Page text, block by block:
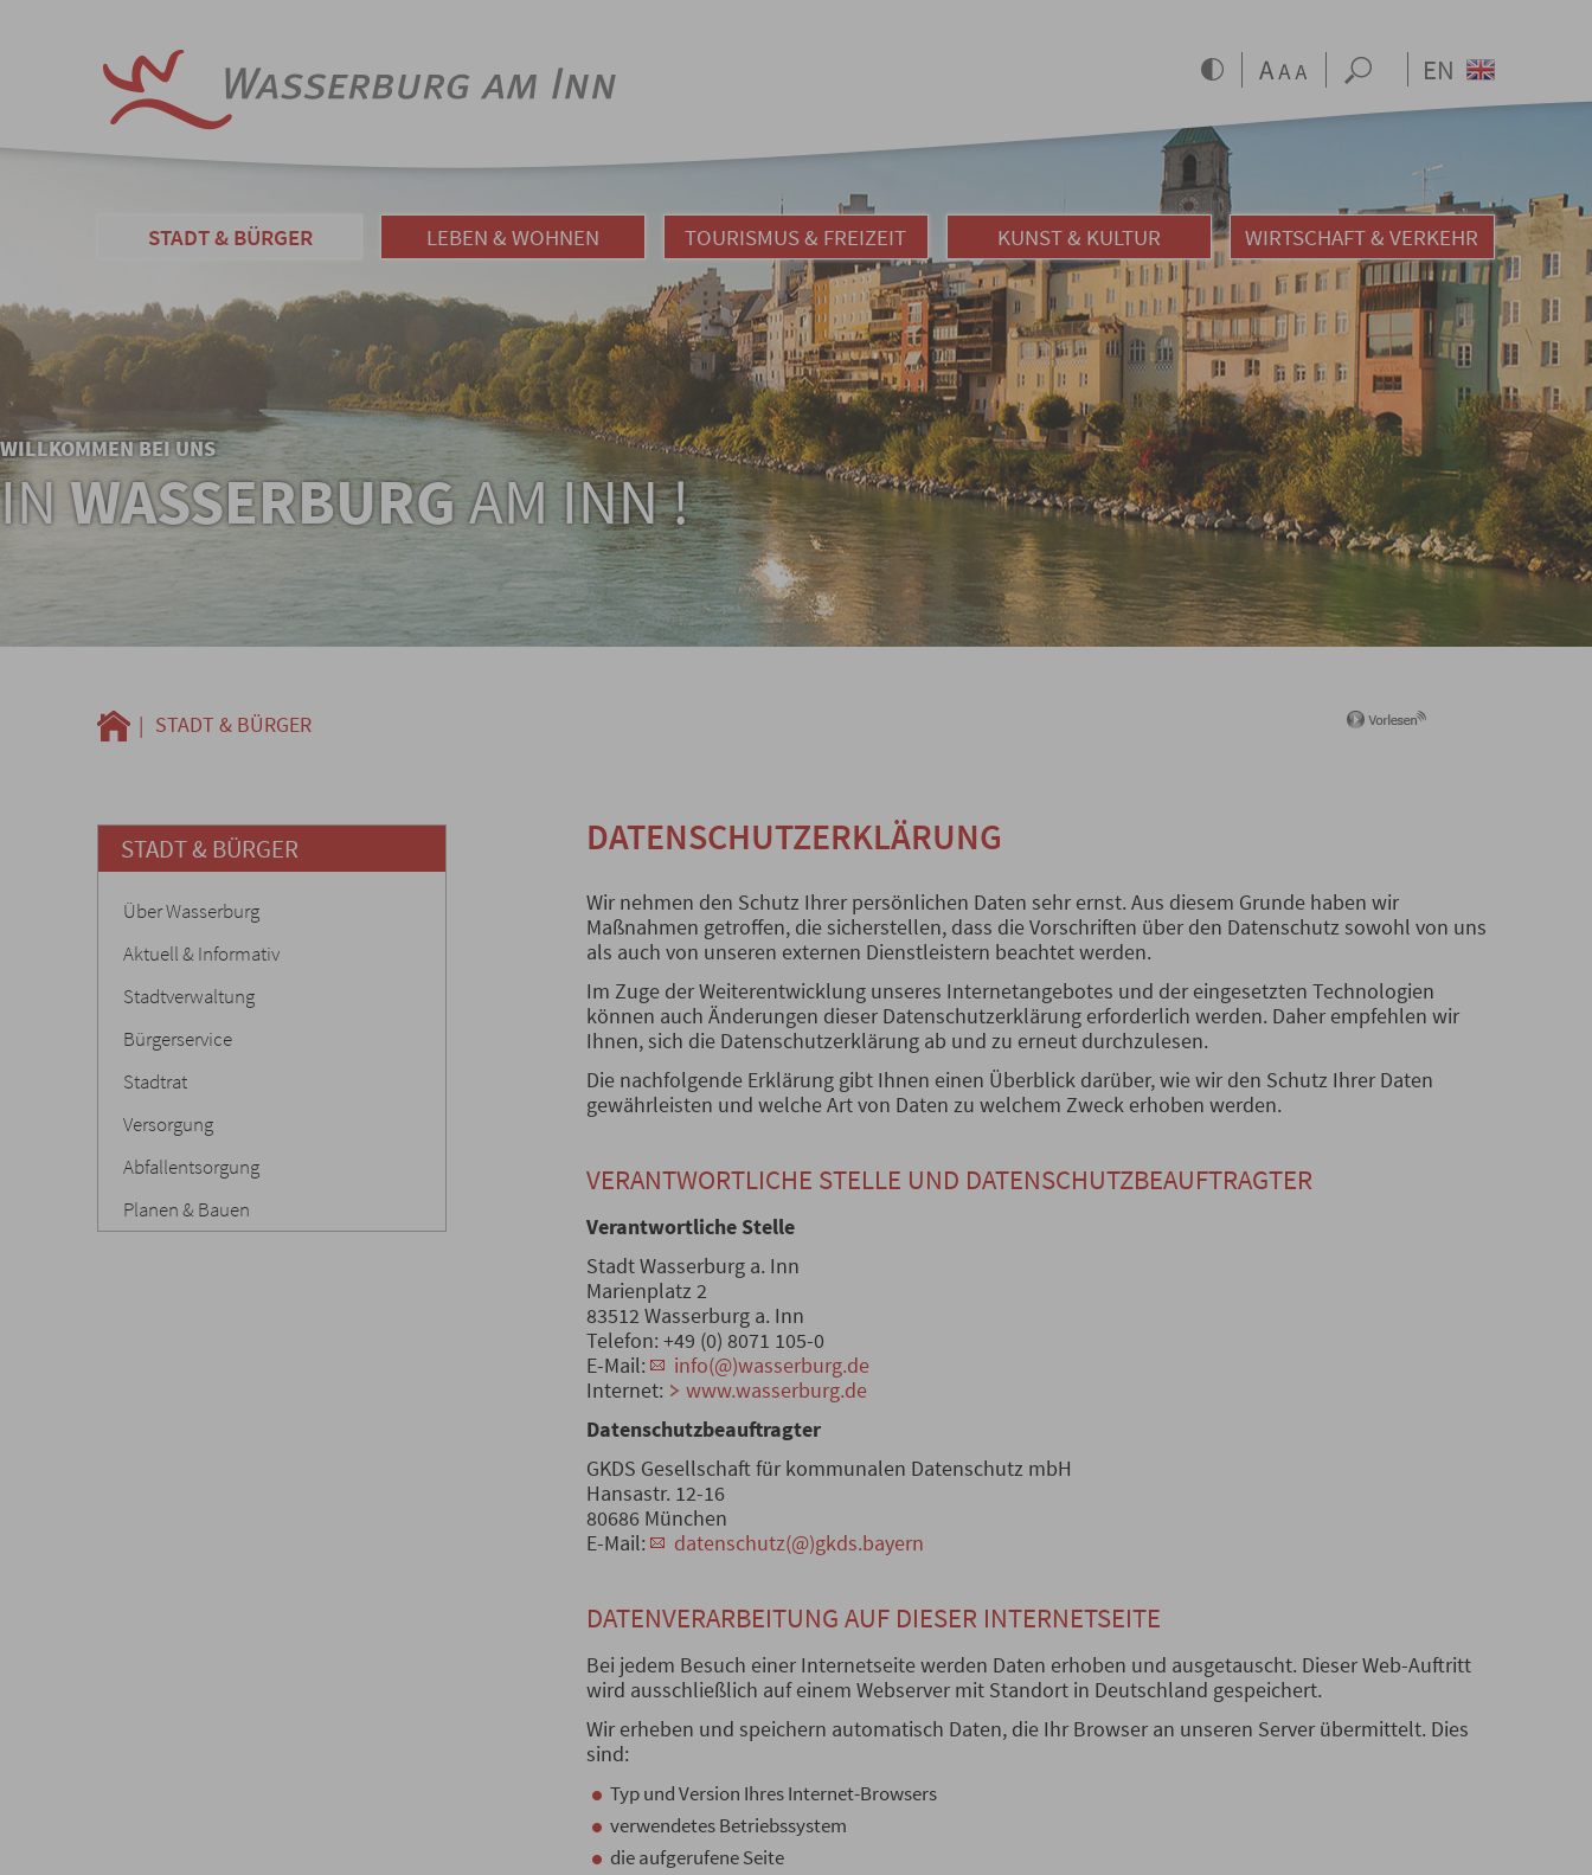
EN
STADT & BÜRGER LEBEN & WOHNEN TOURISMUS & FREIZEIT KUNST & KULTUR WIRTSCHAFT & VERKEHR
WILLKOMMEN BEI UNS
INWASSERBURGAM INN !
| STADT & BÜRGER
DATENSCHUTZERKLÄRUNG
Wir nehmen den Schutz Ihrer persönlichen Daten sehr ernst. Aus diesem Grunde haben wir
Maßnahmen getroffen, die sicherstellen, dass die Vorschriften über den Datenschutz sowohl von uns
als auch von unseren externen Dienstleistern beachtet werden.
Im Zuge der Weiterentwicklung unseres Internetangebotes und der eingesetzten Technologien
können auch Änderungen dieser Datenschutzerklärung erforderlich werden. Daher empfehlen wir
Ihnen, sich die Datenschutzerklärung ab und zu erneut durchzulesen.
Die nachfolgende Erklärung gibt Ihnen einen Überblick darüber, wie wir den Schutz Ihrer Daten
gewährleisten und welche Art von Daten zu welchem Zweck erhoben werden.
VERANTWORTLICHE STELLE UND DATENSCHUTZBEAUFTRAGTER
Verantwortliche Stelle
Stadt Wasserburg a. Inn
Marienplatz 2
83512 Wasserburg a. Inn
Telefon: +49 (0) 8071 105-0
E-Mail:
info(@)wasserburg.de
Internet:
www.wasserburg.de
Datenschutzbeauftragter
GKDS Gesellschaft für kommunalen Datenschutz mbH
Hansastr. 12-16
80686 München
E-Mail:
datenschutz(@)gkds.bayern
DATENVERARBEITUNG AUF DIESER INTERNETSEITE
Bei jedem Besuch einer Internetseite werden Daten erhoben und ausgetauscht. Dieser Web-Auftritt
wird ausschließlich auf einem Webserver mit Standort in Deutschland gespeichert.
Wir erheben und speichern automatisch Daten, die Ihr Browser an unseren Server übermittelt. Dies
sind:
Typ und Version Ihres Internet-Browsers
verwendetes Betriebssystem
die aufgerufene Seite
STADT & BÜRGER
Über Wasserburg
Aktuell & Informativ
Stadtverwaltung
Bürgerservice
Stadtrat
Versorgung
Abfallentsorgung
Planen & Bauen